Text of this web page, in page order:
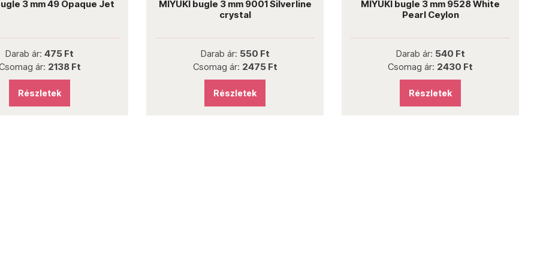
3 mm 49 Opaque Jet
Darab ár: 475 Ft
ár: 2138 Ft
Részletek
MIYUKI bugle 3 mm 9001 Silverline
crystal
Darab ár: 550 Ft
Csomag ár: 2475 Ft
Részletek
MIYUKI bugle 3 mm 9528 White
Pearl Ceylon
Darab ár: 540 Ft
Csomag ár: 2430 Ft
Részletek